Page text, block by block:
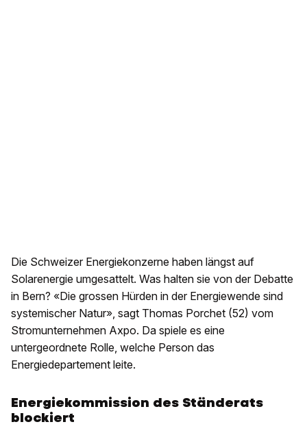
Die Schweizer Energiekonzerne haben längst auf
Solarenergie umgesattelt. Was halten sie von der Debatte
in Bern? «Die grossen Hürden in der Energiewende sind
systemischer Natur», sagt Thomas Porchet (52) vom
Stromunternehmen Axpo. Da spiele es eine
untergeordnete Rolle, welche Person das
Energiedepartement leite.
Energiekommission des Ständerats
blockiert